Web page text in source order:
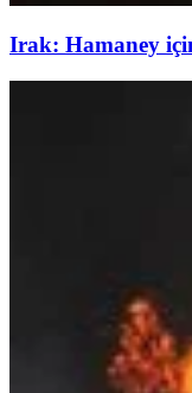
Irak: Hamaney